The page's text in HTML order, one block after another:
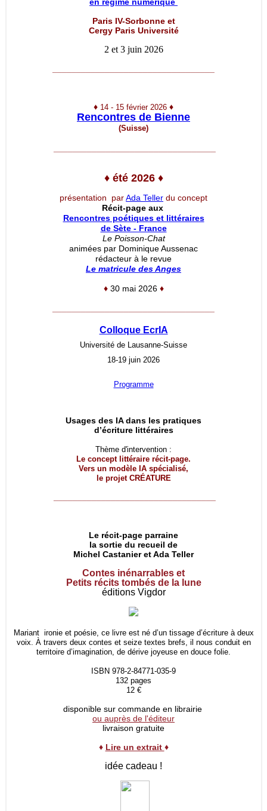
Paris IV-Sorbonne et
Cergy Paris Université
2 et 3 juin 2026
♦ 14 - 15 février 2026 ♦
Rencontres de Bienne
(Suisse)
♦été 2026 ♦
présentation parAda Teller du concept
Récit-page aux
Rencontres poétiques et littéraires
de Sète - France
Le Poisson-Chat
animées par Dominique Aussenac
rédacteur à le revue
Le matricule des Anges
♦ 30 mai 2026 ♦
Colloque EcrIA
Université de Lausanne-Suisse
18-19 juin 2026
Programme
Usages des IA dans les pratiques
d’écriture littéraires
Thème d'intervention :
Le concept littéraire récit-page.
Vers un modèle IA spécialisé,
le projet CRÉATURE
Le récit-page parraine
la sortie du recueil de
Michel Castanier et Ada Teller
Contes inénarrables et
Petits récits tombés de la lune
éditions Vigdor
Mariant ironie et poésie, ce livre est né d’un tissage d’écriture à deux
voix. À travers deux contes et seize textes brefs, il nous conduit en
territoire d’imagination, de dérive joyeuse en douce folie.
ISBN 978-2-84771-035-9
132 pages
12 €
disponible sur commande en librairie
ou auprès de l'éditeur
livraison gratuite
♦ Lire un extrait ♦
idée cadeau !